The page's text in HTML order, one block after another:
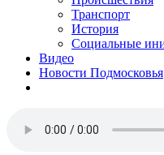
Транспорт
История
Социальные
Видео
Новости Подмосковья